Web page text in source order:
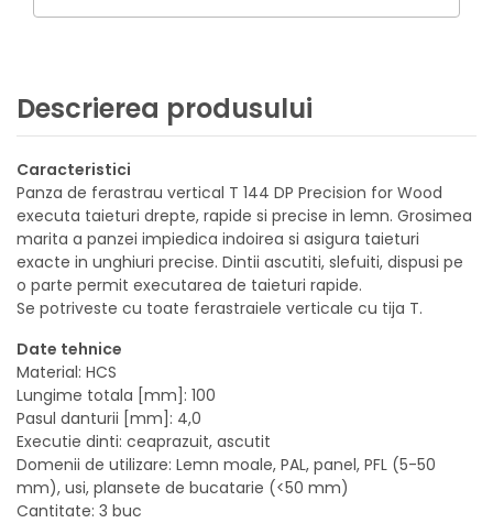
Descrierea produsului
Caracteristici
Panza de ferastrau vertical T 144 DP Precision for Wood
executa taieturi drepte, rapide si precise in lemn. Grosimea
marita a panzei impiedica indoirea si asigura taieturi
exacte in unghiuri precise. Dintii ascutiti, slefuiti, dispusi pe
o parte permit executarea de taieturi rapide.
Se potriveste cu toate ferastraiele verticale cu tija T.
Date tehnice
Material: HCS
Lungime totala [mm]: 100
Pasul danturii [mm]: 4,0
Executie dinti: ceaprazuit, ascutit
Domenii de utilizare: Lemn moale, PAL, panel, PFL (5-50
mm), usi, plansete de bucatarie (<50 mm)
Cantitate: 3 buc